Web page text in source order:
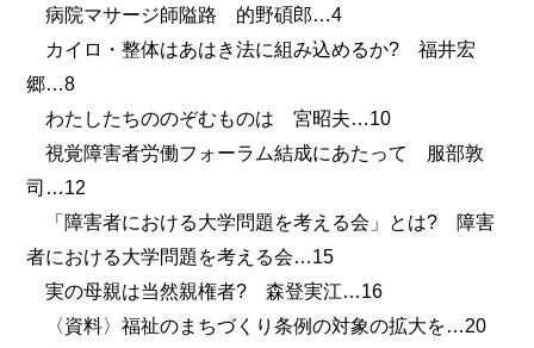
病院マサージ師隘路 的野碩郎…4
カイロ・整体はあはき法に組み込めるか? 福井宏
郷…8
わたしたちののぞむものは 宮昭夫…10
視覚障害者労働フォーラム結成にあたって 服部敦
司…12
「障害者における大学問題を考える会」とは? 障害
者における大学問題を考える会…15
実の母親は当然親権者? 森登実江…16
〈資料〉福祉のまちづくり条例の対象の拡大を…20